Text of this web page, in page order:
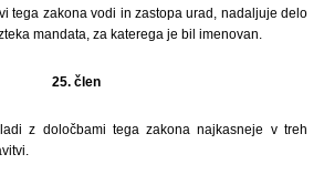
tega zakona vodi in zastopa urad, nadaljuje delo
mandata, za katerega je bil imenovan.
25. člen
z določbami tega zakona najkasneje v treh